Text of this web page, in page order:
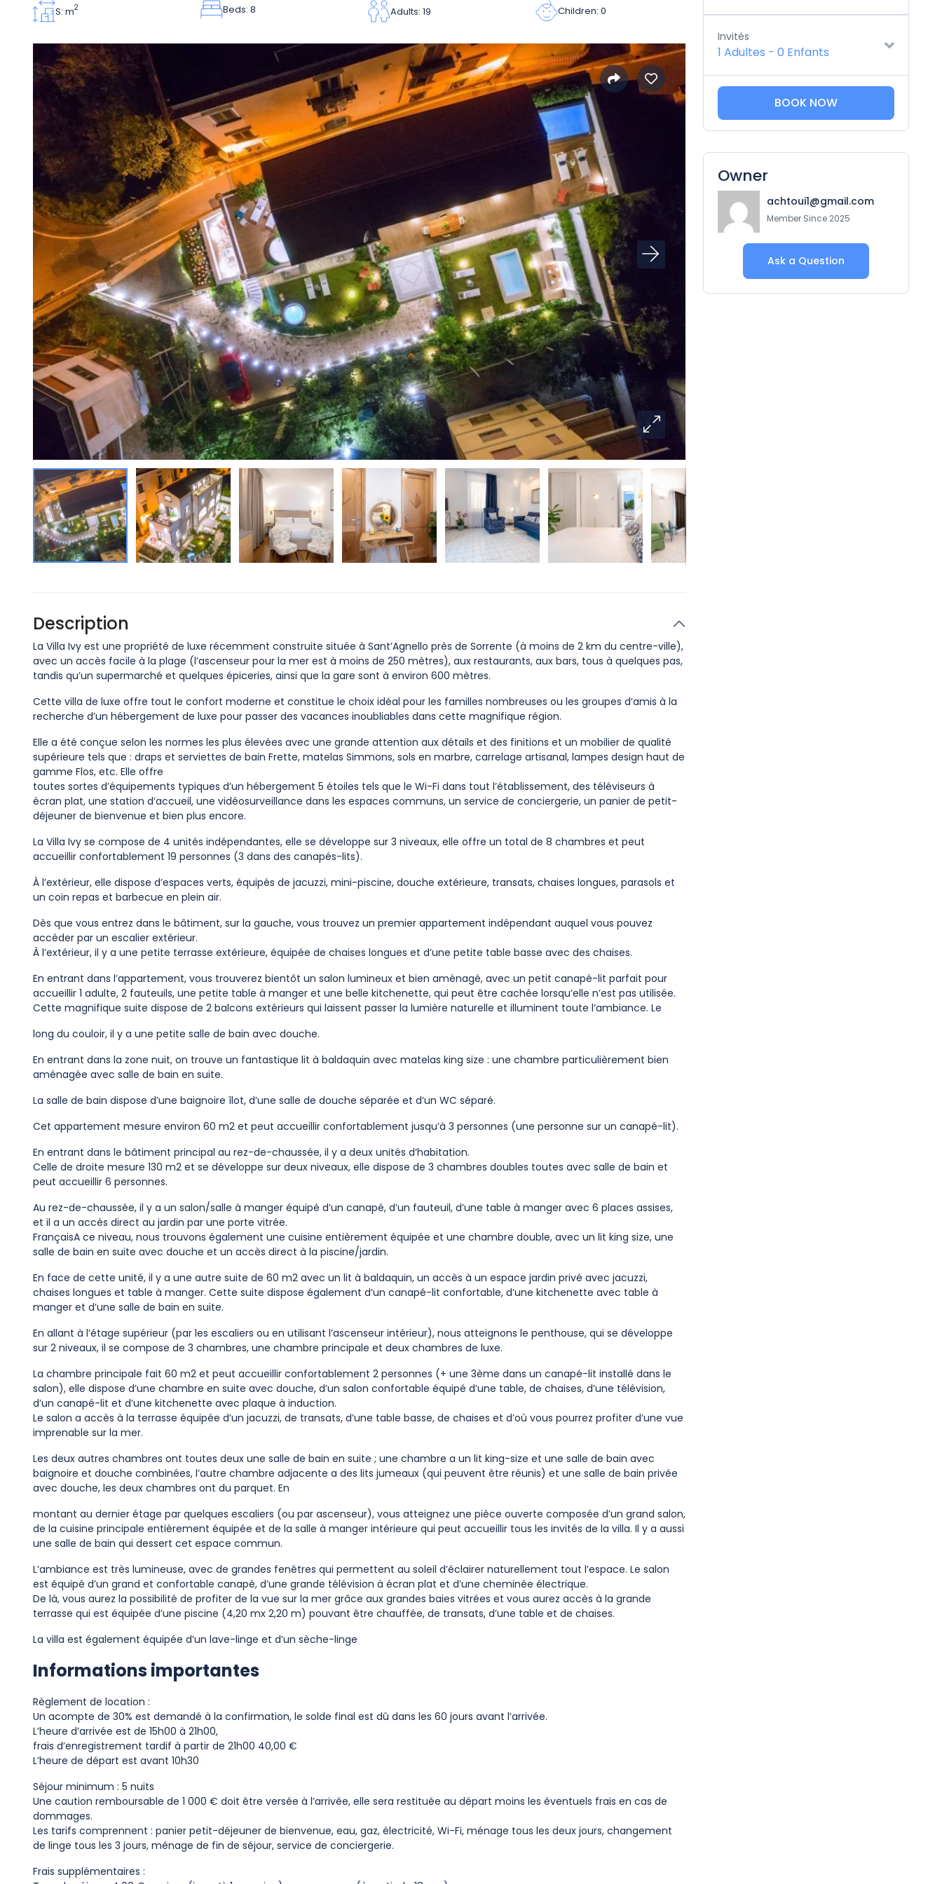
S: m2 Beds: 8 Adults: 19 Children: 0
Description
La Villa Ivy est une propriété de luxe récemment construite située à Sant’Agnello près de Sorrente (à moins de 2 km du centre-ville),
avec un accès facile à la plage (l’ascenseur pour la mer est à moins de 250 mètres), aux restaurants, aux bars, tous à quelques pas,
tandis qu’un supermarché et quelques épiceries, ainsi que la gare sont à environ 600 mètres.
Cette villa de luxe offre tout le confort moderne et constitue le choix idéal pour les familles nombreuses ou les groupes d’amis à la
recherche d’un hébergement de luxe pour passer des vacances inoubliables dans cette magnifique région.
Elle a été conçue selon les normes les plus élevées avec une grande attention aux détails et des finitions et un mobilier de qualité
supérieure tels que : draps et serviettes de bain Frette, matelas Simmons, sols en marbre, carrelage artisanal, lampes design haut de
gamme Flos, etc. Elle offre
toutes sortes d’équipements typiques d’un hébergement 5 étoiles tels que le Wi-Fi dans tout l’établissement, des téléviseurs à
écran plat, une station d’accueil, une vidéosurveillance dans les espaces communs, un service de conciergerie, un panier de petit-
déjeuner de bienvenue et bien plus encore.
La Villa Ivy se compose de 4 unités indépendantes, elle se développe sur 3 niveaux, elle offre un total de 8 chambres et peut
accueillir confortablement 19 personnes (3 dans des canapés-lits).
À l’extérieur, elle dispose d’espaces verts, équipés de jacuzzi, mini-piscine, douche extérieure, transats, chaises longues, parasols et
un coin repas et barbecue en plein air.
Dès que vous entrez dans le bâtiment, sur la gauche, vous trouvez un premier appartement indépendant auquel vous pouvez
accéder par un escalier extérieur.
À l’extérieur, il y a une petite terrasse extérieure, équipée de chaises longues et d’une petite table basse avec des chaises.
En entrant dans l’appartement, vous trouverez bientôt un salon lumineux et bien aménagé, avec un petit canapé-lit parfait pour
accueillir 1 adulte, 2 fauteuils, une petite table à manger et une belle kitchenette, qui peut être cachée lorsqu’elle n’est pas utilisée.
Cette magnifique suite dispose de 2 balcons extérieurs qui laissent passer la lumière naturelle et illuminent toute l’ambiance. Le
long du couloir, il y a une petite salle de bain avec douche.
En entrant dans la zone nuit, on trouve un fantastique lit à baldaquin avec matelas king size : une chambre particulièrement bien
aménagée avec salle de bain en suite.
La salle de bain dispose d’une baignoire îlot, d’une salle de douche séparée et d’un WC séparé.
Cet appartement mesure environ 60 m2 et peut accueillir confortablement jusqu’à 3 personnes (une personne sur un canapé-lit).
En entrant dans le bâtiment principal au rez-de-chaussée, il y a deux unités d’habitation.
Celle de droite mesure 130 m2 et se développe sur deux niveaux, elle dispose de 3 chambres doubles toutes avec salle de bain et
peut accueillir 6 personnes.
Au rez-de-chaussée, il y a un salon/salle à manger équipé d’un canapé, d’un fauteuil, d’une table à manger avec 6 places assises,
et il a un accès direct au jardin par une porte vitrée.
FrançaisA ce niveau, nous trouvons également une cuisine entièrement équipée et une chambre double, avec un lit king size, une
salle de bain en suite avec douche et un accès direct à la piscine/jardin.
En face de cette unité, il y a une autre suite de 60 m2 avec un lit à baldaquin, un accès à un espace jardin privé avec jacuzzi,
chaises longues et table à manger. Cette suite dispose également d’un canapé-lit confortable, d’une kitchenette avec table à
manger et d’une salle de bain en suite.
En allant à l’étage supérieur (par les escaliers ou en utilisant l’ascenseur intérieur), nous atteignons le penthouse, qui se développe
sur 2 niveaux, il se compose de 3 chambres, une chambre principale et deux chambres de luxe.
La chambre principale fait 60 m2 et peut accueillir confortablement 2 personnes (+ une 3ème dans un canapé-lit installé dans le
salon), elle dispose d’une chambre en suite avec douche, d’un salon confortable équipé d’une table, de chaises, d’une télévision,
d’un canapé-lit et d’une kitchenette avec plaque à induction.
Le salon a accès à la terrasse équipée d’un jacuzzi, de transats, d’une table basse, de chaises et d’où vous pourrez profiter d’une vue
imprenable sur la mer.
Les deux autres chambres ont toutes deux une salle de bain en suite ; une chambre a un lit king-size et une salle de bain avec
baignoire et douche combinées, l’autre chambre adjacente a des lits jumeaux (qui peuvent être réunis) et une salle de bain privée
avec douche, les deux chambres ont du parquet. En
montant au dernier étage par quelques escaliers (ou par ascenseur), vous atteignez une pièce ouverte composée d’un grand salon,
de la cuisine principale entièrement équipée et de la salle à manger intérieure qui peut accueillir tous les invités de la villa. Il y a aussi
une salle de bain qui dessert cet espace commun.
L’ambiance est très lumineuse, avec de grandes fenêtres qui permettent au soleil d’éclairer naturellement tout l’espace. Le salon
est équipé d’un grand et confortable canapé, d’une grande télévision à écran plat et d’une cheminée électrique.
De là, vous aurez la possibilité de profiter de la vue sur la mer grâce aux grandes baies vitrées et vous aurez accès à la grande
terrasse qui est équipée d’une piscine (4,20 mx 2,20 m) pouvant être chauffée, de transats, d’une table et de chaises.
La villa est également équipée d’un lave-linge et d’un sèche-linge
Informations importantes
Règlement de location :
Un acompte de 30% est demandé à la confirmation, le solde final est dû dans les 60 jours avant l’arrivée.
L’heure d’arrivée est de 15h00 à 21h00,
frais d’enregistrement tardif à partir de 21h00 40,00 €
L’heure de départ est avant 10h30
Séjour minimum : 5 nuits
Une caution remboursable de 1 000 € doit être versée à l’arrivée, elle sera restituée au départ moins les éventuels frais en cas de
dommages.
Les tarifs comprennent : panier petit-déjeuner de bienvenue, eau, gaz, électricité, Wi-Fi, ménage tous les deux jours, changement
de linge tous les 3 jours, ménage de fin de séjour, service de conciergerie.
Frais supplémentaires :
Invités
1 Adultes - 0 Enfants
BOOK NOW
Owner
achtoui1@gmail.com
Member Since 2025
Ask a Question